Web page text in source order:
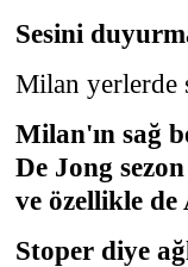
Sesini
Milan yerlerde
Milan'ın sağ
De Jong
ve özellikle de
Stoper diye